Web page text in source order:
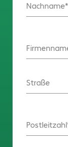
Nachname
Straße
Postleitzahl